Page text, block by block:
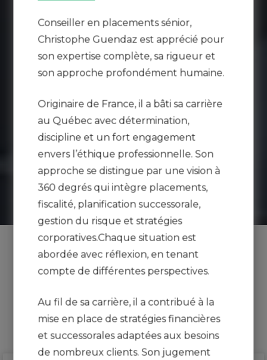
les stratégies fiscales, assurant que tous les
aspects de la situation financière d’un client
sont gérés de manière unifiée...
EN SAVOIR PLUS SUR FRANCOIS-
EN SAVOIR PLUS SUR CHRISTOPHE
GUENDAZ
Le groupe de Francois-Julien
Guendaz
Conseiller en placements sénior,
Christophe Guendaz est apprécié pour
son expertise complète, sa rigueur et
son approche profondément humaine.
Originaire de France, il a bâti sa carrière
au Québec avec détermination,
discipline et un fort engagement
envers l’éthique professionnelle. Son
approche se distingue par une vision à
360 degrés qui intègre placements,
fiscalité, planification successorale,
gestion du risque et stratégies
corporatives.Chaque situation est
abordée avec réflexion, en tenant
compte de différentes perspectives.
Au fil de sa carrière, il a contribué à la
mise en place de stratégies financières
et successorales adaptées aux besoins
de nombreux clients. Son jugement